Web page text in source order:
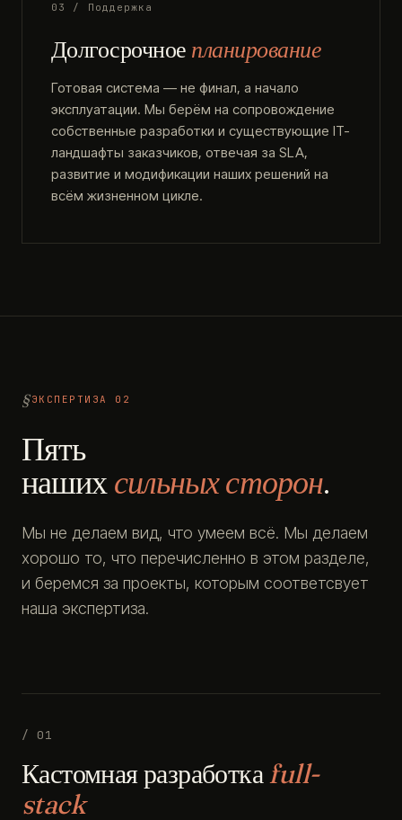
03 / Поддержка
Долгосрочное планирование
Готовая система — не финал, а начало
эксплуатации. Мы берём на сопровождение
собственные разработки и существующие IT-
ландшафты заказчиков, отвечая за SLA,
развитие и модификации наших решений на
всём жизненном цикле.
ЭКСПЕРТИЗА 02
Пять
нашихсильных сторон.
Мы не делаем вид, что умеем всё. Мы делаем
хорошо то, что перечисленно в этом разделе,
и беремся за проекты, которым соответсвует
наша экспертиза.
/ 01
Кастомная разработкаfull-
stack